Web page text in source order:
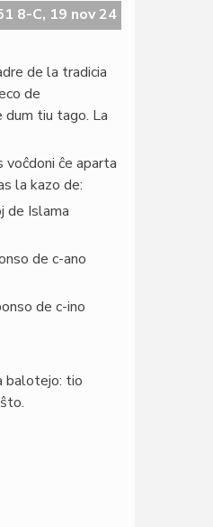
8-C, 19 nov 24
de la tradicia
de
tiu tago. La
ĉe aparta
la kazo de:
de Islama
de c-ano
de c-ino
balotejo: tio